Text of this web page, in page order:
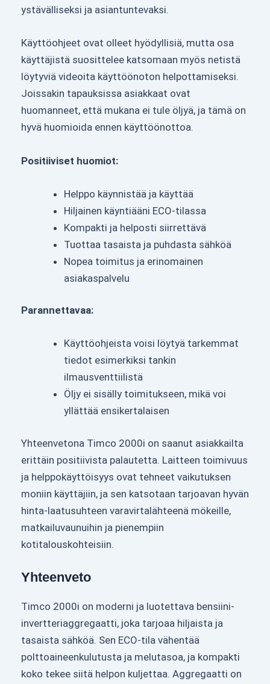
ystävälliseksi ja asiantuntevaksi.
Käyttöohjeet ovat olleet hyödyllisiä, mutta osa
käyttäjistä suosittelee katsomaan myös netistä
löytyviä videoita käyttöönoton helpottamiseksi.
Joissakin tapauksissa asiakkaat ovat
huomanneet, että mukana ei tule öljyä, ja tämä on
hyvä huomioida ennen käyttöönottoa.
Positiiviset huomiot:
Helppo käynnistää ja käyttää
Hiljainen käyntiääni ECO-tilassa
Kompakti ja helposti siirrettävä
Tuottaa tasaista ja puhdasta sähköä
Nopea toimitus ja erinomainen
asiakaspalvelu
Parannettavaa:
Käyttöohjeista voisi löytyä tarkemmat
tiedot esimerkiksi tankin
ilmausventtiilistä
Öljy ei sisälly toimitukseen, mikä voi
yllättää ensikertalaisen
Yhteenvetona Timco 2000i on saanut asiakkailta
erittäin positiivista palautetta. Laitteen toimivuus
ja helppokäyttöisyys ovat tehneet vaikutuksen
moniin käyttäjiin, ja sen katsotaan tarjoavan hyvän
hinta-laatusuhteen varavirtalähteenä mökeille,
matkailuvaunuihin ja pienempiin
kotitalouskohteisiin.
Yhteenveto
Timco 2000i on moderni ja luotettava bensiini-
invertteriaggregaatti, joka tarjoaa hiljaista ja
tasaista sähköä. Sen ECO-tila vähentää
polttoaineenkulutusta ja melutasoa, ja kompakti
koko tekee siitä helpon kuljettaa. Aggregaatti on